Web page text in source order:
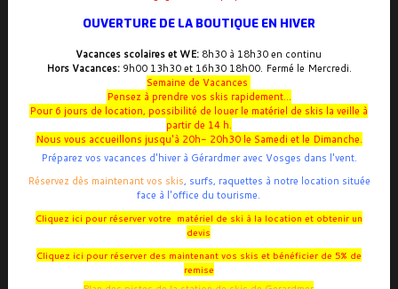
OUVERTURE DE LA BOUTIQUE EN HIVER
Vacances scolaires et WE: 8h30 à 18h30 en continu
Hors Vacances:9h00 13h30 et 16h30 18h00. Fermé le Mercredi.
Semaine de Vacances
Pensez à prendre vos skis rapidement...
Pour 6 jours de location, possibilité de louer le matériel de skis la veille à
partir de 14 h.
Nous vous accueillons jusqu'à 20h- 20h30 le Samedi et le Dimanche.
Préparez vos vacances d'hiver à Gérardmer avec Vosges dans l'vent.
Réservez dès maintenant vos skis, surfs, raquettes à notre location située
face à l'office du tourisme.
Cliquez ici pour réserver votre matériel de ski à la location et obtenir un
devis
Cliquez ici pour réserver des maintenant vos skis et bénéficier de 5% de
remise